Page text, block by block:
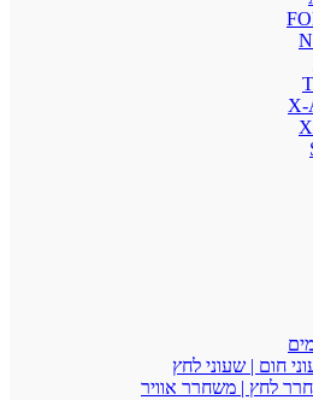
חום | שעוני לחץ
לחץ | משחרר אוויר